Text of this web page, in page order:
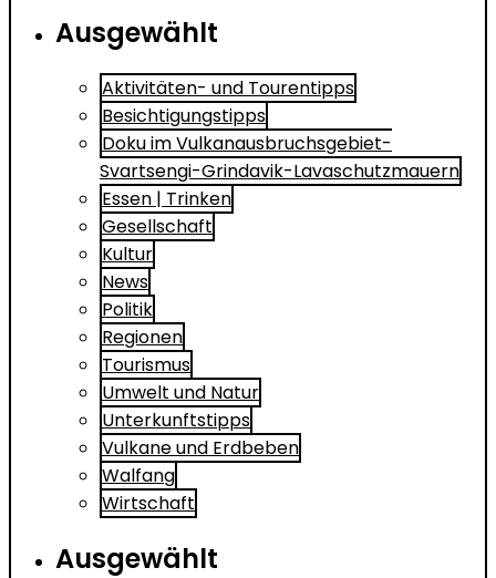
Ausgewählt
Aktivitäten- und Tourentipps
Besichtigungstipps
Doku im Vulkanausbruchsgebiet-
Svartsengi-Grindavik-Lavaschutzmauern
Essen | Trinken
Gesellschaft
Kultur
News
Politik
Regionen
Tourismus
Umwelt und Natur
Unterkunftstipps
Vulkane und Erdbeben
Walfang
Wirtschaft
Ausgewählt